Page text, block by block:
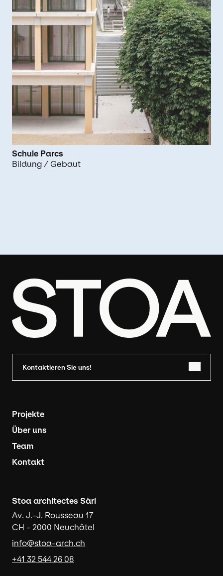
Schule Parcs
Bildung / Gebaut
Kontaktieren Sie uns!
Navigation principale
Projekte
Über uns
Team
Kontakt
Stoa architectes Sàrl
Av. J.-J. Rousseau 17
CH - 2000 Neuchâtel
info@stoa-arch.ch
+41 32 544 26 08